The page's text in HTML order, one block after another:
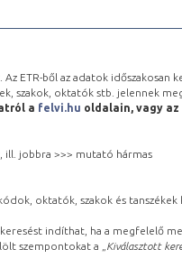
ETR-ből az adatok időszakosan
szakok, oktatók stb. jelennek
a felvi.hu oldalain, vagy az
ill. jobbra >>> mutató hármas
oktatók, szakok és tanszékek
indíthat, ha a megfelelő
szempontokat a „ Kiválasztott